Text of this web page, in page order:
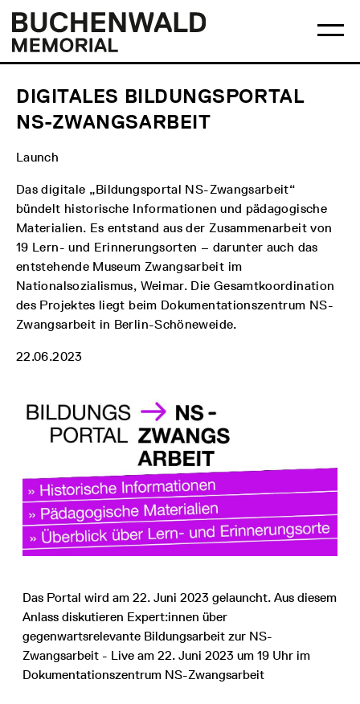
content
menu
Buchenwald
Memorial
DIGITALES BILDUNGSPORTAL
NS-ZWANGSARBEIT
Launch
Das digitale „Bildungsportal NS-Zwangsarbeit“
bündelt historische Informationen und pädagogische
Materialien. Es entstand aus der Zusammenarbeit von
19 Lern- und Erinnerungsorten – darunter auch das
entstehende Museum Zwangsarbeit im
Nationalsozialismus, Weimar. Die Gesamtkoordination
des Projektes liegt beim Dokumentationszentrum NS-
Zwangsarbeit in Berlin-Schöneweide.
22.06.2023
Das Portal wird am 22. Juni 2023 gelauncht. Aus diesem
Anlass diskutieren Expert:innen über
gegenwartsrelevante Bildungsarbeit zur NS-
Zwangsarbeit - Live am 22. Juni 2023 um 19 Uhr im
Dokumentationszentrum NS-Zwangsarbeit